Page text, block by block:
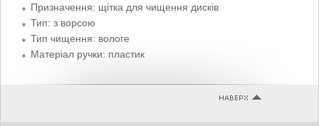
Призначення: щітка для чищення дисків
Тип: з ворсою
Тип чищення: вологе
Матеріал ручки: пластик